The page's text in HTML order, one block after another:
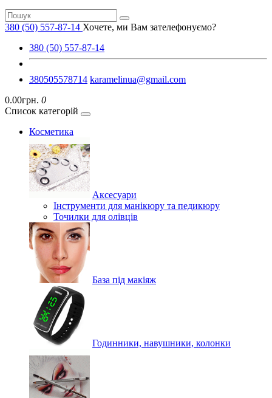
380 (50) 557-87-14 Хочете, ми Вам зателефонуємо?
380 (50) 557-87-14
380505578714 karamelinua@gmail.com
0.00грн. 0
Список категорій
Косметика
Аксесуари
Інструменти для манікюру та педикюру
Точилки для олівців
База під макіяж
Годинники, навушники, колонки